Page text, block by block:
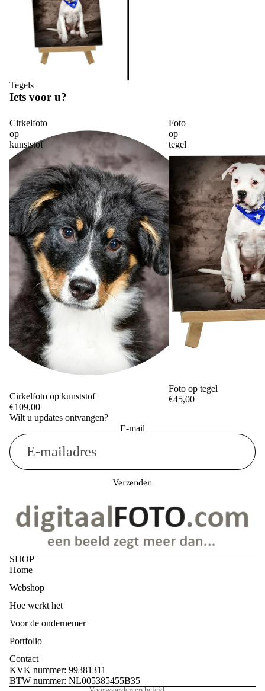
Tegels
Iets voor u?
Cirkelfoto
op
kunststof
Cirkelfoto op kunststof
€109,00
Foto
op
tegel
Foto op tegel
€45,00
Wilt u updates ontvangen?
E-mail
Verzenden
SHOP
Home
Webshop
Hoe werkt het
Voor de ondernemer
Portfolio
Contact
KVK nummer: 99381311
BTW nummer: NL005385455B35
Algemene voorwaarden